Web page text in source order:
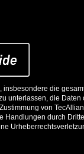
insbesondere die
unterlassen, die Daten
von
Handlungen durch